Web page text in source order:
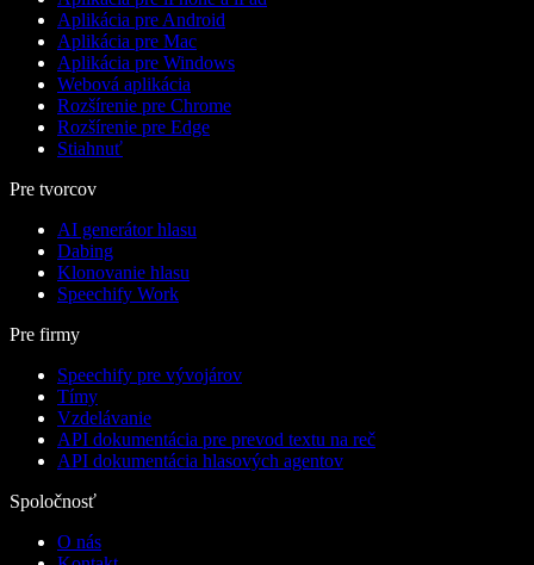
Aplikácia pre Android
Aplikácia pre Mac
Aplikácia pre Windows
Webová aplikácia
Rozšírenie pre Chrome
Rozšírenie pre Edge
Stiahnuť
Pre tvorcov
AI generátor hlasu
Dabing
Klonovanie hlasu
Speechify Work
Pre firmy
Speechify pre vývojárov
Tímy
Vzdelávanie
API dokumentácia pre prevod textu na reč
API dokumentácia hlasových agentov
Spoločnosť
O nás